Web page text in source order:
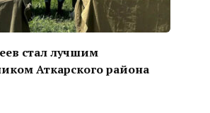
стал лучшим
Аткарского района